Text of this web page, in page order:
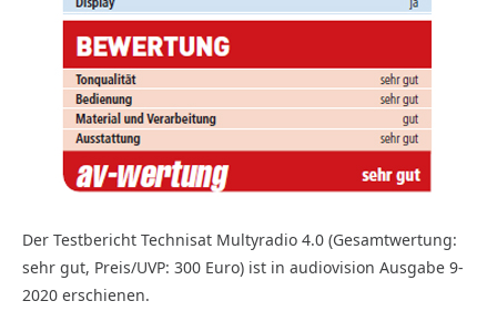
Der Testbericht Technisat Multyradio 4.0 (Gesamtwertung:
sehr gut, Preis/UVP: 300 Euro) ist in audiovision Ausgabe 9-
2020 erschienen.